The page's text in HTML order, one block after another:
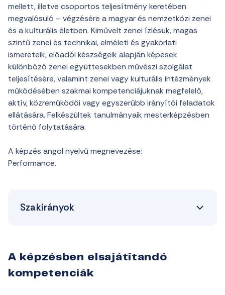
mellett, illetve csoportos teljesítmény keretében
megvalósuló – végzésére a magyar és nemzetközi zenei
és a kulturális életben. Kiművelt zenei ízlésük, magas
szintű zenei és technikai, elméleti és gyakorlati
ismereteik, előadói készségeik alapján képesek
különböző zenei együttesekben művészi szolgálat
teljesítésére, valamint zenei vagy kulturális intézmények
működésében szakmai kompetenciájuknak megfelelő,
aktív, közreműködői vagy egyszerűbb irányítói feladatok
ellátására. Felkészültek tanulmányaik mesterképzésben
történő folytatására.
A képzés angol nyelvű megnevezése:
Performance.
Szakirányok
A képzésben elsajátítandó
kompetenciák